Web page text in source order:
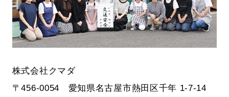
株式会社クマダ
〒456-0054 愛知県名古屋市熱田区千年 1-7-14